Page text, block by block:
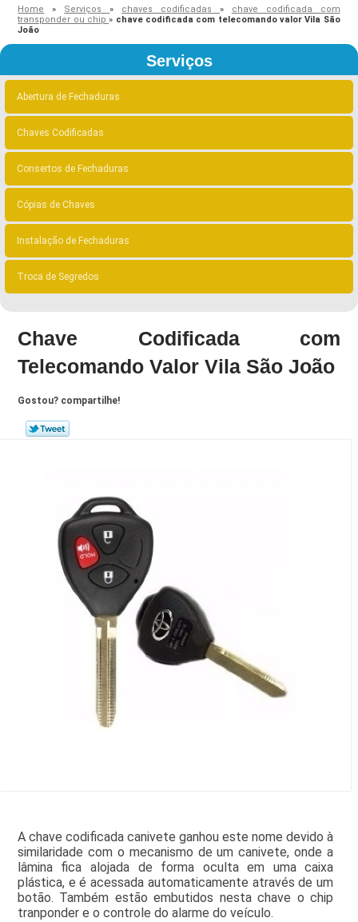
Home » Serviços» chaves codificadas » chave codificada com
transponder ou chip» chave codificada com telecomando valor Vila São
João
Serviços
Abertura de Fechaduras
Chaves Codificadas
Consertos de Fechaduras
Cópias de Chaves
Instalação de Fechaduras
Troca de Segredos
Chave Codificada com
Telecomando Valor Vila São João
Gostou? compartilhe!
A chave codificada canivete ganhou este nome devido à
similaridade com o mecanismo de um canivete, onde a
lâmina fica alojada de forma oculta em uma caixa
plástica, e é acessada automaticamente através de um
botão. Também estão embutidos nesta chave o chip
tranponder e o controle do alarme do veículo.